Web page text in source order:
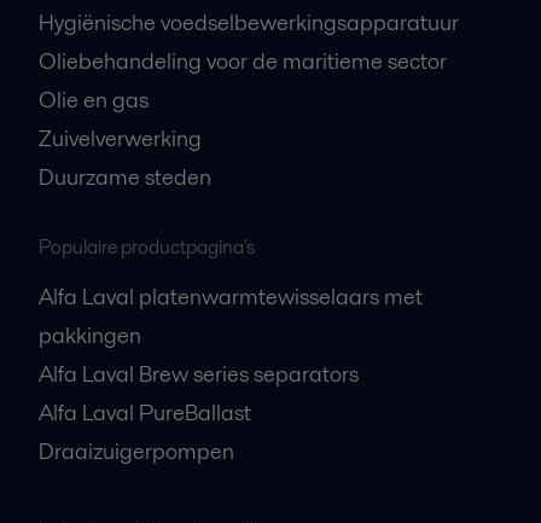
Hygiënische voedselbewerkingsapparatuur
Oliebehandeling voor de maritieme sector
Olie en gas
Zuivelverwerking
Duurzame steden
Populaire productpagina's
Alfa Laval platenwarmtewisselaars met
pakkingen
Alfa Laval Brew series separators
Alfa Laval PureBallast
Draaizuigerpompen